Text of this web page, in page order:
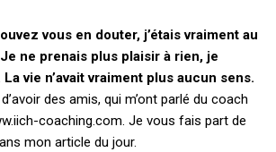
vous en douter, j’étais vraiment au
ne prenais plus plaisir à rien, je
vie n’avait vraiment plus aucun sens.
des amis, qui m’ont parlé du coach
coaching.com. Je vous fais part de
mon article du jour.